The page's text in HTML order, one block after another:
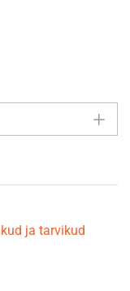
ja tarvikud